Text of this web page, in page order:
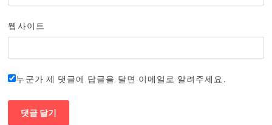
웹사이트
누군가 제 댓글에 답글을 달면 이메일로 알려주세요.